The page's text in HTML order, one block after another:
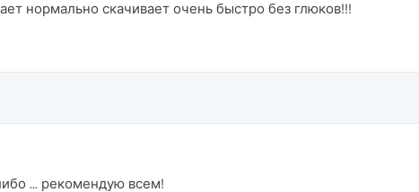
нормально скачивает очень быстро без глюков!!!
... рекомендую всем!